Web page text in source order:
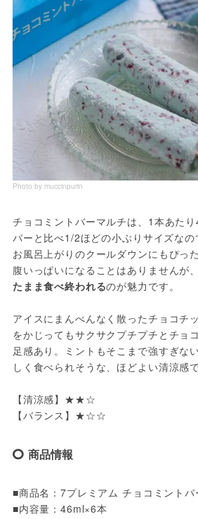
Photo by muccinpurin
チョコミントバーマルチは、1本あた
バーと比べ1/2ほどの小ぶりサイズな
お風呂上がりのクールダウンにもぴっ
腹いっぱいになることはありませんが、
たまま食べ終われるのが魅力です。
アイスにまんべんなく散ったチョコチ
をかじってもサクサクプチプチとチョ
足感あり。ミントもそこまで強すぎな
しく食べられそうな、ほどよい清涼感で
【清涼感】★★☆
【バランス】★☆☆
商品情報
■商品名：7プレミアム チョコミントバ
■内容量：46ml×6本